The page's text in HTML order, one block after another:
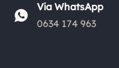
Via WhatsApp
0634 174 963